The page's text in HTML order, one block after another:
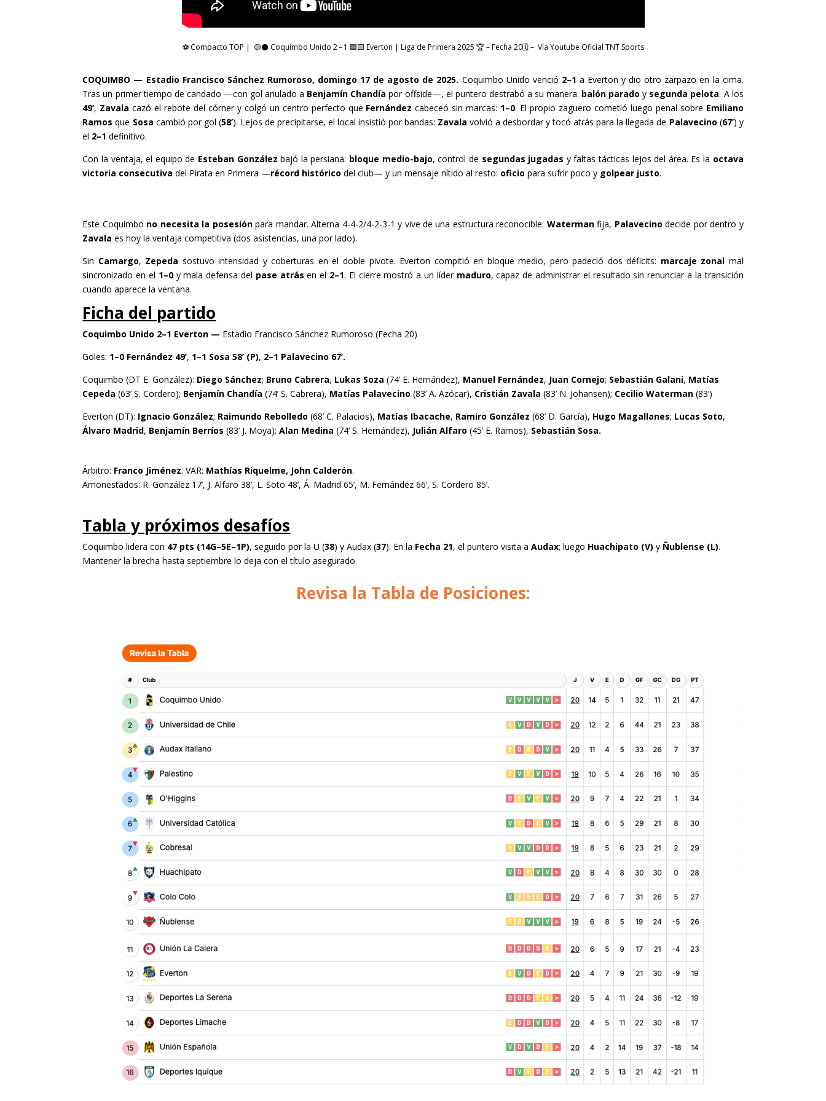
⚽ Compacto TOP | 🟡⚫ Coquimbo Unido 2 – 1 🟦🟨 Everton | Liga de Primera 2025 🏆 – Fecha 20🗓️ – Vía Youtube Oficial TNT Sports
COQUIMBO — Estadio Francisco Sánchez Rumoroso, domingo 17 de agosto de 2025. Coquimbo Unido venció 2–1 a Everton y dio otro zarpazo en la cima.
Tras un primer tiempo de candado —con gol anulado a Benjamín Chandía por offside—, el puntero destrabó a su manera: balón parado y segunda pelota. A los
49’, Zavala cazó el rebote del córner y colgó un centro perfecto que Fernández cabeceó sin marcas: 1–0. El propio zaguero cometió luego penal sobre Emiliano
Ramos que Sosa cambió por gol (58’). Lejos de precipitarse, el local insistió por bandas: Zavala volvió a desbordar y tocó atrás para la llegada de Palavecino (67’) y
el 2–1 definitivo.
Con la ventaja, el equipo de Esteban González bajó la persiana: bloque medio-bajo, control de segundas jugadas y faltas tácticas lejos del área. Es la octava
victoria consecutiva del Pirata en Primera —récord histórico del club— y un mensaje nítido al resto: oficio para sufrir poco y golpear justo.
Este Coquimbo no necesita la posesiónpara mandar. Alterna 4-4-2/4-2-3-1 y vive de una estructura reconocible: Watermanfija, Palavecino decide por dentro y
Zavala es hoy la ventaja competitiva (dos asistencias, una por lado).
Sin Camargo, Zepeda sostuvo intensidad y coberturas en el doble pivote. Everton compitió en bloque medio, pero padeció dos déficits: marcaje zonal mal
sincronizado en el 1–0y mala defensa del pase atrás en el 2–1. El cierre mostró a un líder maduro, capaz de administrar el resultado sin renunciar a la transición
cuando aparece la ventana.
Ficha del partido
Coquimbo Unido 2–1 Everton — Estadio Francisco Sánchez Rumoroso (Fecha 20)
Goles: 1–0 Fernández 49’, 1–1 Sosa 58’ (P), 2–1 Palavecino 67’.
Coquimbo (DT E. González): Diego Sánchez; Bruno Cabrera, Lukas Soza (74’ E. Hernández), Manuel Fernández, Juan Cornejo; Sebastián Galani, Matías
Cepeda (63’ S. Cordero); Benjamín Chandía (74’ S. Cabrera), Matías Palavecino (83’ A. Azócar), Cristián Zavala (83’ N. Johansen); Cecilio Waterman (83’)
Everton (DT): Ignacio González; Raimundo Rebolledo (68’ C. Palacios), Matías Ibacache, Ramiro González (68’ D. García), Hugo Magallanes; Lucas Soto,
Álvaro Madrid, Benjamín Berríos (83’ J. Moya);Alan Medina (74’ S. Hernández), Julián Alfaro (45’ E. Ramos), Sebastián Sosa.
Árbitro: Franco Jiménez. VAR: Mathías Riquelme, John Calderón.
Amonestados: R. González 17’, J. Alfaro 38’, L. Soto 48’, Á. Madrid 65’, M. Fernández 66’, S. Cordero 85’.
Tabla y próximos desafíos
Coquimbo lidera con 47 pts (14G–5E–1P), seguido por la U (38) y Audax (37). En la Fecha 21, el puntero visita aAudax; luego Huachipato (V) y Ñublense (L).
Mantener la brecha hasta septiembre lo deja con el título asegurado.
Revisa la Tabla de Posiciones: